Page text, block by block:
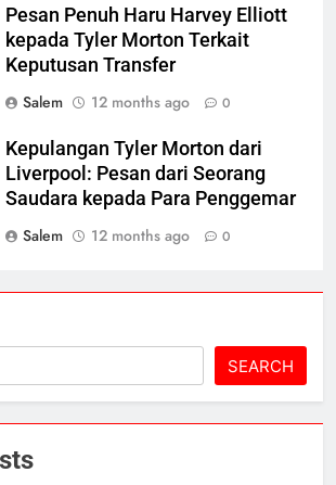
Pesan Penuh Haru Harvey Elliott
kepada Tyler Morton Terkait
Keputusan Transfer
Salem
12 months ago 0
Kepulangan Tyler Morton dari
Liverpool: Pesan dari Seorang
Saudara kepada Para Penggemar
Salem
12 months ago 0
SEARCH